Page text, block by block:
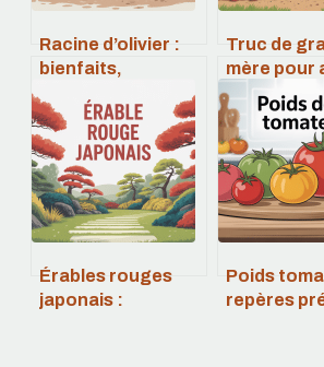
Racine d’olivier :
bienfaits,
précautions
essentielles
Truc de
mère pour
belles
guide
Érables rouges
japonais :
Poids
repères